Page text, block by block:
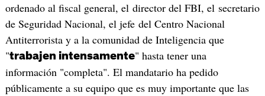
ordenado al fiscal general, el director del FBI, el secretario
de Seguridad Nacional, el jefe del Centro Nacional
Antiterrorista y a la comunidad de Inteligencia que
"trabajen intensamente" hasta tener una
información "completa". El mandatario ha pedido
públicamente a su equipo que es muy importante que las